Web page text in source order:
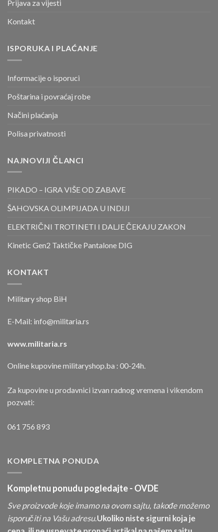
Prijava za vijesti
Kontakt
ISPORUKA I PLAĆANJE
Informacije o isporuci
Poštarina i povraćaj robe
Načini plaćanja
Polisa privatnosti
NAJNOVIJI ČLANCI
PIKADO – IGRA VIŠE OD ZABAVE
ŠAHOVSKA OLIMPIJADA U INDIJI
ELEKTRIČNI TROTINETI I DALJE ČEKAJU ZAKON
Kinetic Gen2 Taktičke Pantalone DIG
KONTAKT
Military shop BiH
E-Mail: info@militaria.rs
www.militaria.rs
Online kupovine militaryshop.ba : 00-24h.
Za kupovine u prodavnici izvan radnog vremena i vikendom
pozvati:
061 756 893
KOMPLETNA PONUDA
Kompletnu ponudu pogledajte - OVDE
Sve proizvode koje imamo na ovom sajtu, takođe možemo
isporučiti na Vašu adresu.Ukoliko niste sigurni koja je